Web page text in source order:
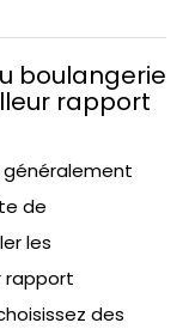
boulangerie
rapport
de
les
rapport
des